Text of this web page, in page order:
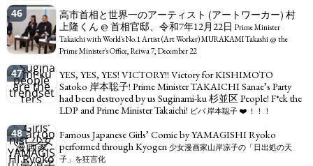
46
高市首相と世界一のアーティスト (アートワーカー) 村
上隆くん @ 首相官邸、令和7年12月22日 Prime Minister
Takaichi with World's No.1 Artist (Art Worker) MURAKAMI Takashi @ the
Prime Minister's Office, Reiwa 7, December 22
47
YES, YES, YES! VICTORY!! Victory for KISHIMOTO
Satoko 岸本聡子! Prime Minister TAKAICHI Sanae’s Party
had been destroyed by us Suginami-ku 杉並区 People! F*ck the
LDP and Prime Minister Takaichi! ビバ 岸本聡子 ❤️ ！！！
48
Famous Japanese Girls’ Comic by YAMAGISHI Ryoko
performed through Kyogen 少女漫画家山岸凉子の「日出処の天
子」を狂言化